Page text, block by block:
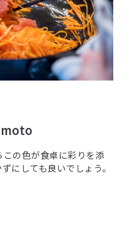
の色が食卓に彩りを添
にしても良いでしょう。